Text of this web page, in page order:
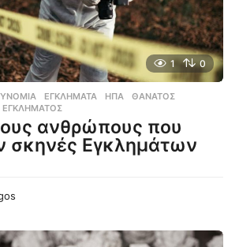
1 0
,ΕΓΚΛΉΜΑΤΑ ,ΗΠΑ ,ΘΆΝΑΤΟΣ
ΕΓΚΛΉΜΑΤΟΣ
ανθρώπους που
σκηνές Εγκλημάτων